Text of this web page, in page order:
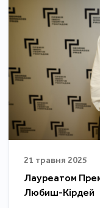
21 травня 2025
Лауреатом
Любиш-Кірдей